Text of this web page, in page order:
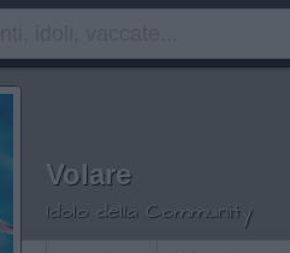
Volare
Idolo della Community